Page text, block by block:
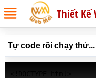
Thiết Kế
Tự code rồi chạy thử...